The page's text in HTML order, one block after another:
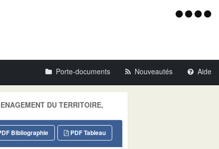
Menu
Porte-documents Nouveautés Aide
DU TERRITOIRE,
PDF Tableau
Bibliographie